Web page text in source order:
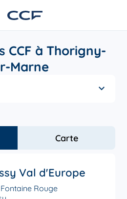
CCF à Thorigny-
Marne
Carte
Val d'Europe
Rouge